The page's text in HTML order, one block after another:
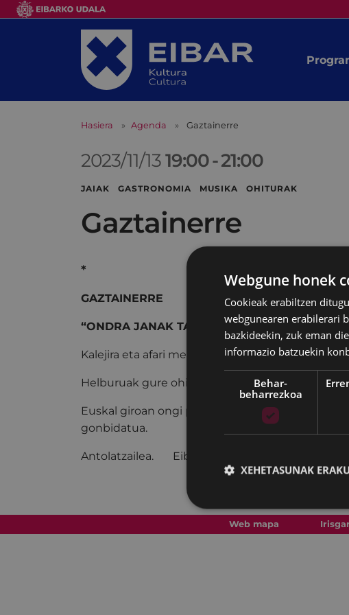
Hasiera Agenda Gaztainerre
2023/11/1319:00-21:00
JAIAK GASTRONOMIA MUSIKA OHITURAK
Gaztainerre
*
GAZTAINERRE
“ONDRA JANAK TABERNAZ TABERNA”
Kalejira eta afari merienda trikitilariekin
Helburuak gure ohitura zaharrei eustea eta
Euskal giroan ongi pasatzeko gogoa duen
gonbidatua.
Antolatzailea. Eibarko AEK
Web mapa
Webgune honek
Cookieak erabiltzen
webgunearen erabilerari
bazkideekin, zuk eman
informazio batzuekin
Behar-
beharrezkoa
XEHETASUNAK